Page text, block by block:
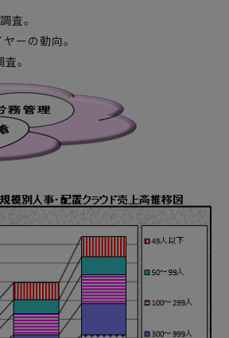
査。
ーの動向。
。